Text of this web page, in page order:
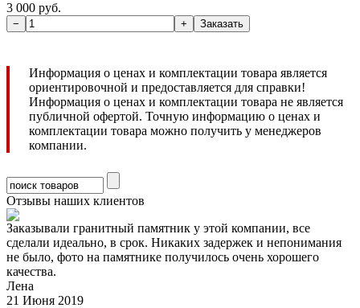
3 000 руб.
Информация о ценах и комплектации товара является
ориентировочной и предоставляется для справки!
Информация о ценах и комплектации товара не является
публичной офертой. Точную информацию о ценах и
комплектации товара можно получить у менеджеров
компании.
Отзывы наших клиентов
Заказывали гранитный памятник у этой компании, все
сделали идеально, в срок. Никаких задержек и непонимания
не было, фото на памятнике получилось очень хорошего
качества.
Лена
21 Июня 2019